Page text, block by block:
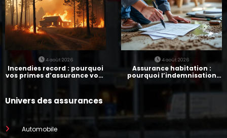
4 août 2026
Incendies record : pourquoi
vos primes d’assurance vont
4 août 2026
Assurance habitation :
pourquoi l’indemnisation
prend parfois 7 mois
Univers des assurances
Automobile